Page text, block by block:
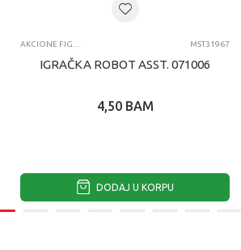
AKCIONE FIGURE I SETOVI MST31967
IGRAČKA ROBOT ASST. 071006
4,50 BAM
DODAJ U KORPU